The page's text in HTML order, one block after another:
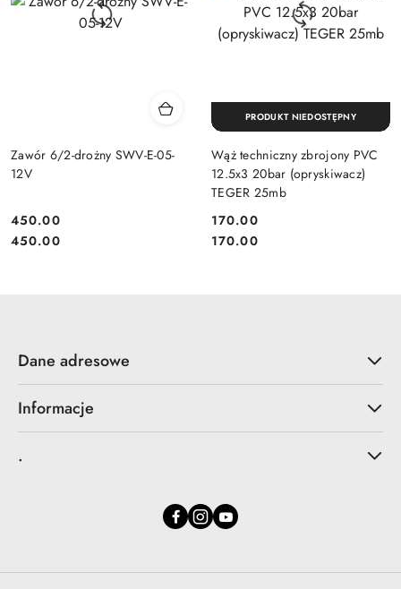
Zawór 6/2-drożny SWV-E-05-
12V
Cena:
450.00
Cena:
450.00
Wąż techniczny zbrojony PVC
12.5x3 20bar (opryskiwacz)
TEGER 25mb
Cena:
170.00
Cena:
170.00
PRODUKT NIEDOSTĘPNY
Dane adresowe
Informacje
.